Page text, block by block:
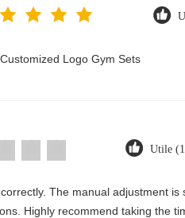
Logo Gym Sets
Utile
The manual adjustment
Highly recommend taking the